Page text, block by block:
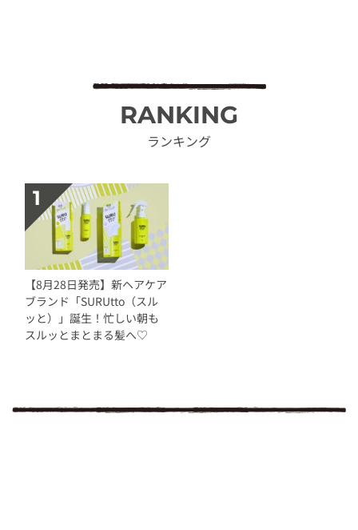
RANKING
ランキング
【8月28日発売】新ヘアケア
ブランド「SURUtto（スル
ッと）」誕生！忙しい朝も
スルッとまとまる髪へ♡